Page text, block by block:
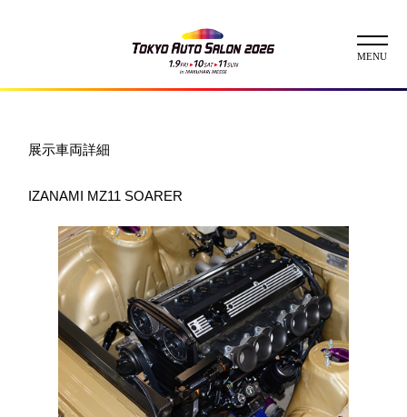
イベント
コンテスト
出展者
出展者一覧
展示車両一覧
イメージガール
展示車両詳細
IZANAMI MZ11 SOARER